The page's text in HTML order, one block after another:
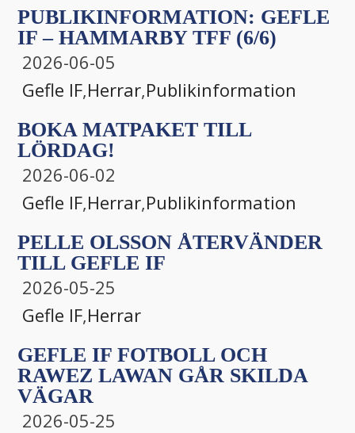
PUBLIKINFORMATION: GEFLE
IF – HAMMARBY TFF (6/6)
2026-06-05
Gefle IF,Herrar,Publikinformation
BOKA MATPAKET TILL
LÖRDAG!
2026-06-02
Gefle IF,Herrar,Publikinformation
PELLE OLSSON ÅTERVÄNDER
TILL GEFLE IF
2026-05-25
Gefle IF,Herrar
GEFLE IF FOTBOLL OCH
RAWEZ LAWAN GÅR SKILDA
VÄGAR
2026-05-25